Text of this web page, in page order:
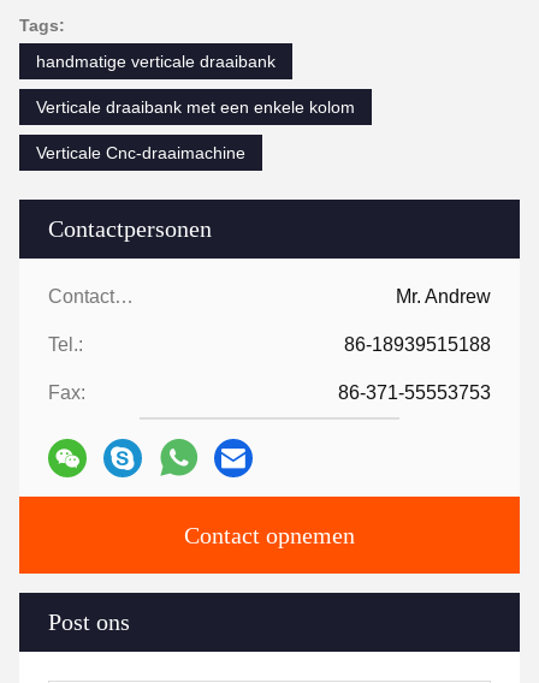
Contactpersonen
Contactpersonen: Mr. Andrew
Tel.: 86-18939515188
Fax: 86-371-55553753
Contact opnemen
Post ons
Tags:
handmatige verticale draaibank
Verticale draaibank met een enkele kolom
Verticale Cnc-draaimachine